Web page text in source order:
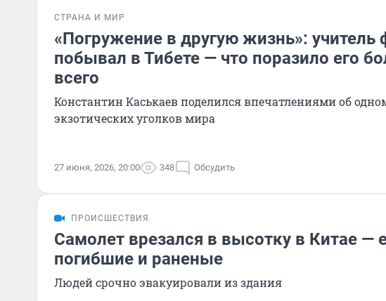
СТРАНА И МИР
«Погружение в другую жизнь»: учитель
побывал в Тибете — что поразило его
всего
Константин Каськаев поделился впечатлениями об
экзотических уголков мира
27 июня, 2026, 20:00 348 Обсудить
ПРОИСШЕСТВИЯ
Самолет врезался в высотку в Китае —
погибшие и раненые
Людей срочно эвакуировали из здания